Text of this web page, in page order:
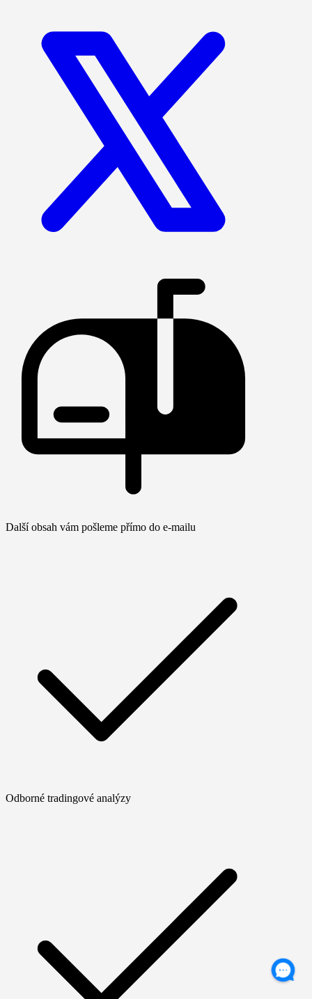
Další obsah vám pošleme přímo do e-mailu
Odborné tradingové analýzy